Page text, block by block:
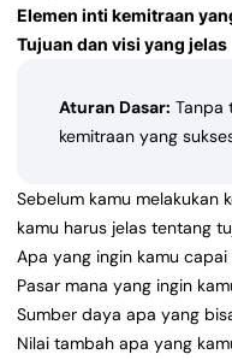
Elemen inti kemitraan
Tujuan dan visi yang jelas
Aturan Dasar: Tanpa
kemitraan yang
Sebelum kamu melakukan
kamu harus jelas tentang
Apa yang ingin kamu capai
Pasar mana yang ingin
Sumber daya apa yang
Nilai tambah apa yang